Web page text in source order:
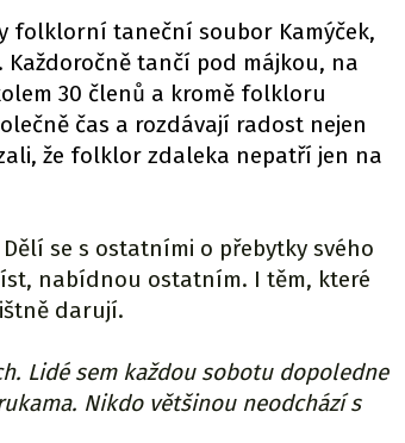
folklorní taneční soubor Kamýček,
tančí pod májkou, na
30 členů a kromě folkloru
čas a rozdávají radost nejen
že folklor zdaleka nepatří jen na
se s ostatními o přebytky svého
nabídnou ostatním. I těm, které
darují.
Lidé sem každou sobotu dopoledne
Nikdo většinou neodchází s